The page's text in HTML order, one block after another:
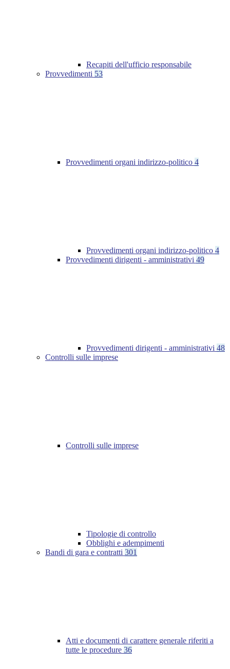
Recapiti dell'ufficio responsabile
Provvedimenti 53
Provvedimenti organi indirizzo-politico 4
Provvedimenti organi indirizzo-politico 4
Provvedimenti dirigenti - amministrativi 49
Provvedimenti dirigenti - amministrativi 48
Controlli sulle imprese
Controlli sulle imprese
Tipologie di controllo
Obblighi e adempimenti
Bandi di gara e contratti 301
Atti e documenti di carattere generale riferiti a
tutte le procedure 36